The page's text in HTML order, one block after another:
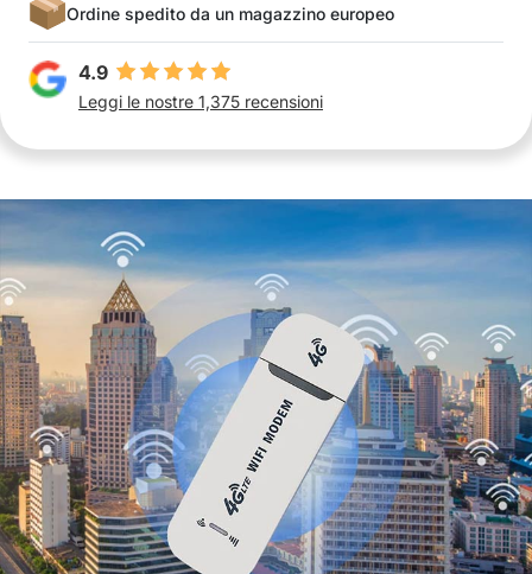
Ordine spedito da un magazzino europeo
4.9
Leggi le nostre 1,375 recensioni